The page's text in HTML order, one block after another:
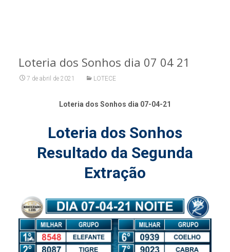
Loteria dos Sonhos dia 07 04 21
7 de abril de 2021 LOTECE
Loteria dos Sonhos dia 07-04-21
Loteria dos Sonhos
Resultado da Segunda
Extração